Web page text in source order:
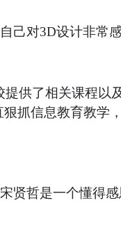
己对3D设计非常
提供了相关课程以
抓信息教育教学
贤哲是一个懂得